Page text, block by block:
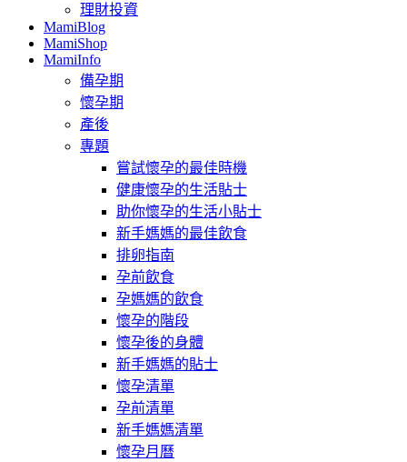
理財投資
MamiBlog
MamiShop
MamiInfo
備孕期
懷孕期
產後
專題
嘗試懷孕的最佳時機
健康懷孕的生活貼士
助你懷孕的生活小貼士
新手媽媽的最佳飲食
排卵指南
孕前飲食
孕媽媽的飲食
懷孕的階段
懷孕後的身體
新手媽媽的貼士
懷孕清單
孕前清單
新手媽媽清單
懷孕月曆